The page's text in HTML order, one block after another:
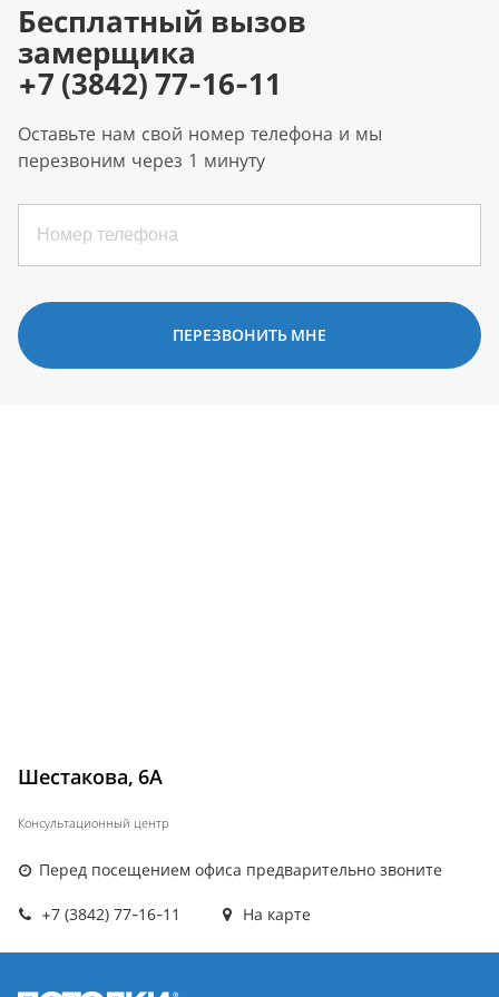
Бесплатный вызов
замерщика
+7 (3842) 77-16-11
Оставьте нам свой номер телефона и мы
перезвоним через 1 минуту
ПЕРЕЗВОНИТЬ МНЕ
Шестакова, 6А
Консультационный центр
Перед посещением офиса предварительно звоните
+7 (3842) 77-16-11 На карте